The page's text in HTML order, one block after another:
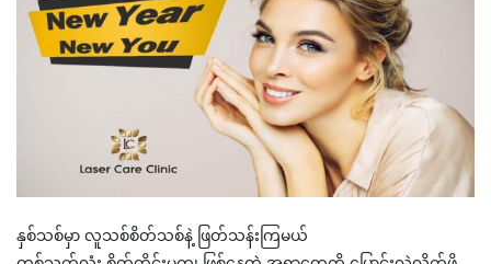
နှစ်သစ်မှာ လူသစ်စိတ်သစ်နဲ့ ဖြတ်သန်းကြမယ်